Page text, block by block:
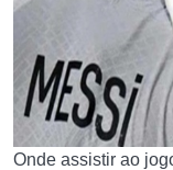
Onde assistir ao